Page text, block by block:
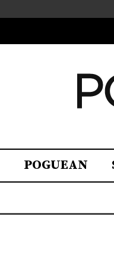
POGUEAN